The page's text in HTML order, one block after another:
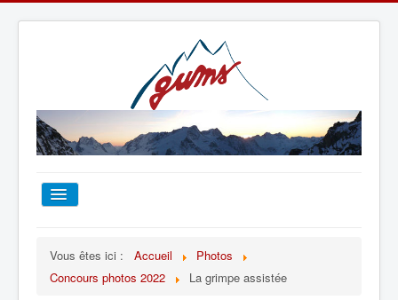
TOUT SUR LE GUMS
Vous êtes ici : Accueil
Photos
Concours photos 2022
La grimpe assistée